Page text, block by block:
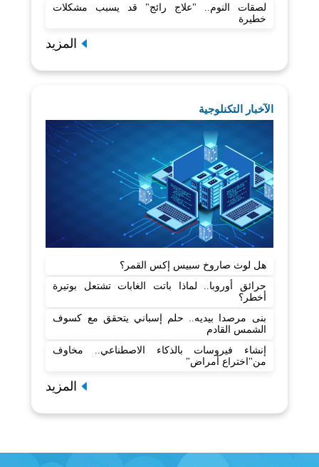
لصقات النوم.. "علاج رائج" قد يسبب مشكلات
خطيرة
المزيد
الآخبار التكنلوجية
هل لوث صاروخ سبيس إكس القمر؟
حرائق أوروبا.. لماذا باتت الغابات تشتعل بوتيرة
أخطر؟
بنى مرصدا بيديه.. حلم إسباني يتحقق مع كسوف
الشمس القادم
إنشاء فيروسات بالذكاء الاصطناعي.. مخاوف
من"اختراع أمراض"
المزيد